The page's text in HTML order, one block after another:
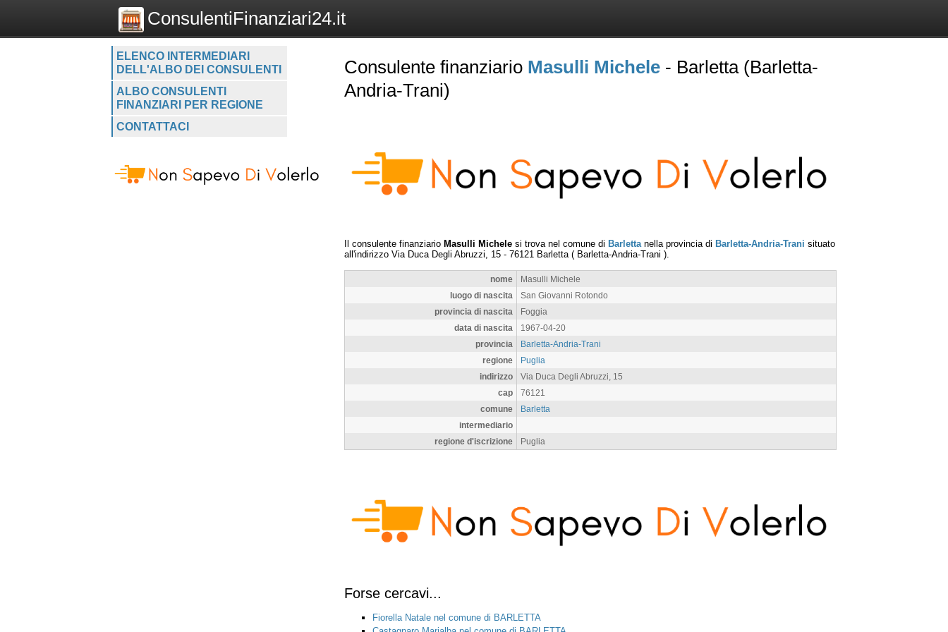
ConsulentiFinanziari24.it
ELENCO INTERMEDIARI
DELL'ALBO DEI CONSULENTI
ALBO CONSULENTI
FINANZIARI PER REGIONE
CONTATTACI
Consulente finanziario Masulli Michele - Barletta (Barletta-
Andria-Trani)
Il consulente finanziario Masulli Michele si trova nel comune di Barletta nella provincia di Barletta-Andria-Trani situato
all'indirizzo Via Duca Degli Abruzzi, 15 - 76121 Barletta ( Barletta-Andria-Trani ).
nome
Masulli Michele
luogo di nascita
San Giovanni Rotondo
provincia di nascita
Foggia
data di nascita
1967-04-20
provincia
Barletta-Andria-Trani
regione
Puglia
indirizzo
Via Duca Degli Abruzzi, 15
cap
76121
comune
Barletta
intermediario
regione d'iscrizione
Puglia
Forse cercavi...
Fiorella Natale nel comune di BARLETTA